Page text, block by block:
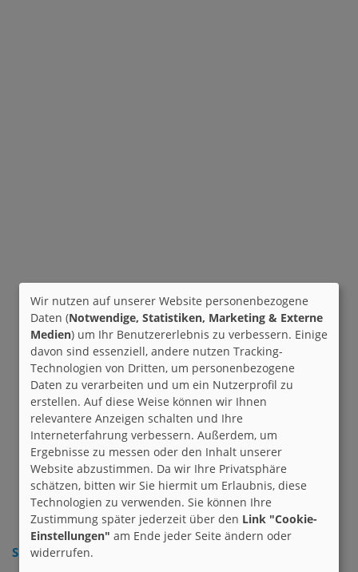
Suche nach Interesse:
Wir nutzen auf unserer Website personenbezogene
Daten (Notwendige, Statistiken, Marketing & Externe
Medien) um Ihr Benutzererlebnis zu verbessern. Einige
davon sind essenziell, andere nutzen Tracking-
Technologien von Dritten, um personenbezogene
Daten zu verarbeiten und um ein Nutzerprofil zu
erstellen. Auf diese Weise können wir Ihnen
relevantere Anzeigen schalten und Ihre
Interneterfahrung verbessern. Außerdem, um
Ergebnisse zu messen oder den Inhalt unserer
Website abzustimmen. Da wir Ihre Privatsphäre
schätzen, bitten wir Sie hiermit um Erlaubnis, diese
Technologien zu verwenden. Sie können Ihre
Zustimmung später jederzeit über den Link "Cookie-
Einstellungen" am Ende jeder Seite ändern oder
widerrufen.